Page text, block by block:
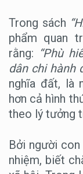
Trong sách
phẩm quan
rằng: “Phù
dân chi hành
nghĩa đất, là
hơn cả hình
theo lý tưởng
Bởi người
nhiệm, biết